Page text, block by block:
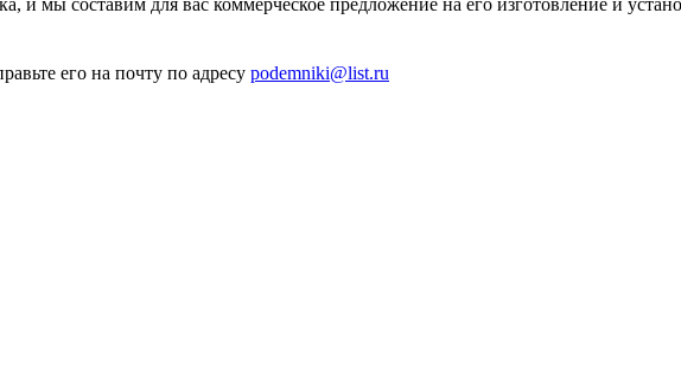
и мы составим для вас коммерческое предложение на его изготовление и
его на почту по адресу podemniki@list.ru